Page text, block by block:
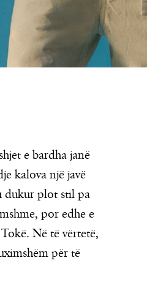
e bardha janë
kalova një javë
dukur plot stil pa
por edhe e
Në të vërtetë,
për të